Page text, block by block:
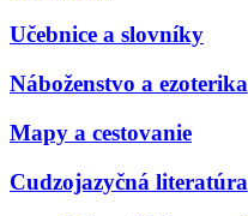
Učebnice a slovníky
Náboženstvo a ezoterika
Mapy a cestovanie
Cudzojazyčná literatúra